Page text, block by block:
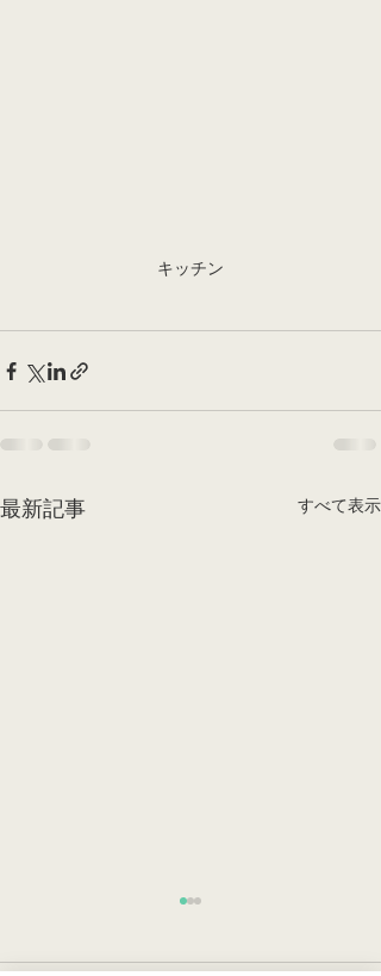
キッチン
最新記事 すべて表示